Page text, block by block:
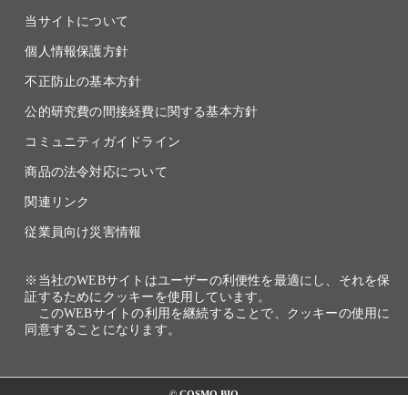
当サイトについて
個人情報保護方針
不正防止の基本方針
公的研究費の間接経費に関する基本方針
コミュニティガイドライン
商品の法令対応について
関連リンク
従業員向け災害情報
※当社のWEBサイトはユーザーの利便性を最適にし、それを保
証するためにクッキーを使用しています。
このWEBサイトの利用を継続することで、クッキーの使用に
同意することになります。